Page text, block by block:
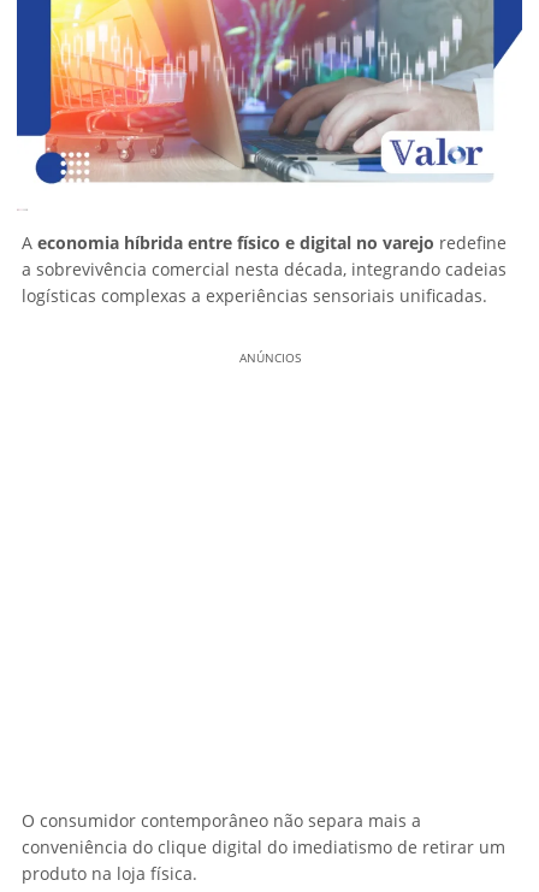
A economia híbrida entre físico e digital no varejo redefine
a sobrevivência comercial nesta década, integrando cadeias
logísticas complexas a experiências sensoriais unificadas.
ANÚNCIOS
O consumidor contemporâneo não separa mais a
conveniência do clique digital do imediatismo de retirar um
produto na loja física.